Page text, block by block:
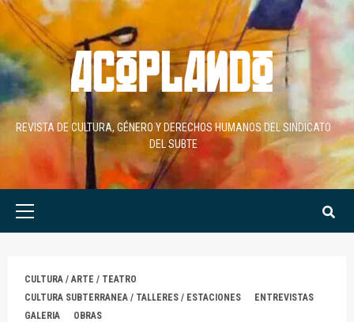
Skip
to
content
REVISTA DE CULTURA, GÉNERO Y DERECHOS HUMANOS DEL SINDICATO
DEL SUBTE
Primary
CULTURA / ARTE / TEATRO
CULTURA SUBTERRANEA / TALLERES / ESTACIONES
ENTREVISTAS
GALERIA
OBRAS